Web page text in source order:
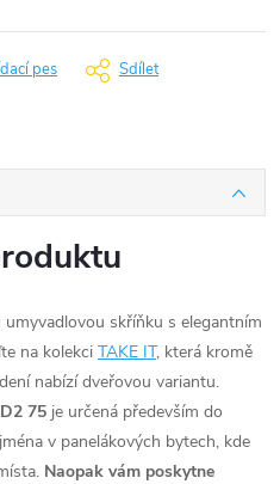
pes Sdílet
skříňku s elegantním
na kolekci TAKE IT, která kromě
nabízí dveřovou variantu.
75 je určená především do
v panelákových bytech, kde
Naopak vám poskytne